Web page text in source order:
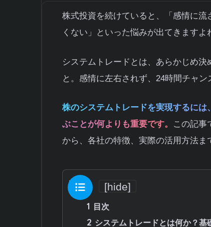
株式投資を続けていると、「感情に
くない」といった悩みが出てきます
システムトレードとは、あらかじめ
と。感情に左右されず、24時間チャ
株のシステムトレードを実現するに
ぶことが何よりも重要です。
この記事
から、各社の特徴、実際の活用方法ま
目次 [hide]
1 目次
2 システムトレードとは何か？基